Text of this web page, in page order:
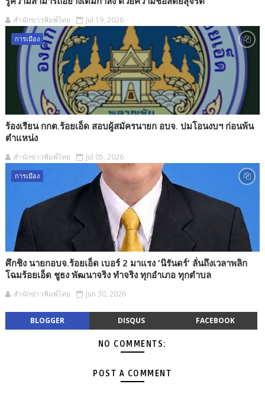
สำนักข่าวพิมพ์ไทย Jul 19, 2026
การเมือง
ร้องเรียน กกต.ร้อยเอ็ด สอบผู้สมัครนายก อบจ. ปมโอนงบฯ ก่อนพ้น
ตำแหน่ง
สำนักข่าวพิมพ์ไทย Jul 05, 2026
การเมือง
ศึกชิง นายกอบจ.ร้อยเอ็ด เบอร์ 2 มาแรง 'นิรันดร์' ลั่นถึงเวลาพลิก
โฉมร้อยเอ็ด ชูธง พัฒนาจริง ทำจริง ทุกอำเภอ ทุกตำบล
สำนักข่าวพิมพ์ไทย Jun 30, 2026
BLOGGER DISQUS FACEBOOK
NO COMMENTS:
POST A COMMENT